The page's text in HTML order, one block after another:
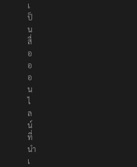
เ
ป็
น
สื่
อ
อ
อ
น
ไ
ล
น์
ที่
นำ
เ